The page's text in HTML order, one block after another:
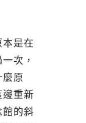
本是在
次，
麼原
邊重新
館的斜